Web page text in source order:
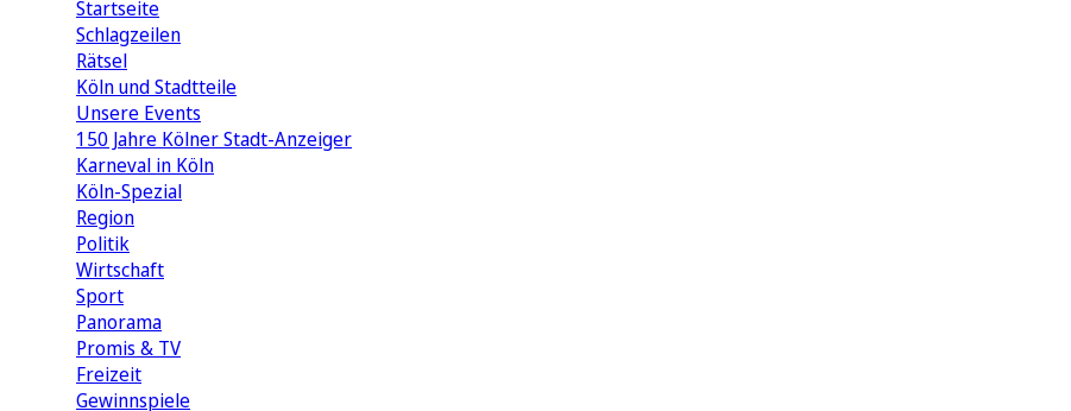
Startseite
Schlagzeilen
Rätsel
Köln und Stadtteile
Unsere Events
150 Jahre Kölner Stadt-Anzeiger
Karneval in Köln
Köln-Spezial
Region
Politik
Wirtschaft
Sport
Panorama
Promis & TV
Freizeit
Gewinnspiele